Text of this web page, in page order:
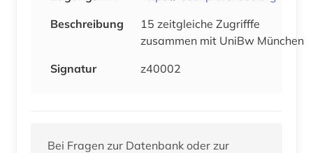
Beschreibung
15 zeitgleiche Zugrifffe
zusammen mit UniBw München
Signatur
z40002
Bei Fragen zur Datenbank oder zur